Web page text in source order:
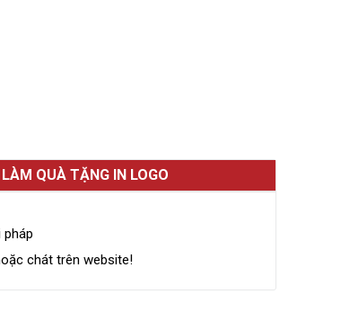
QUÀ TẶNG IN LOGO
pháp
chát trên website!